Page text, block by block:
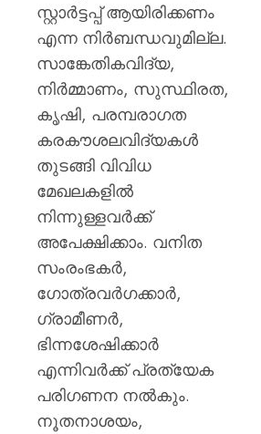
സ്റ്റാർട്ടപ്പ് ആയിരിക്കണം
എന്ന നിർബന്ധവുമില്ല.
സാങ്കേതികവിദ്യ,
നിർമ്മാണം, സുസ്ഥിരത,
കൃഷി, പരമ്പരാഗത
കരകൗശലവിദ്യകൾ
തുടങ്ങി വിവിധ
മേഖലകളിൽ
നിന്നുള്ളവർക്ക്
അപേക്ഷിക്കാം. വനിത
സംരംഭകർ,
ഗോത്രവർഗക്കാർ,
ഗ്രാമീണർ,
ഭിന്നശേഷിക്കാർ
എന്നിവർക്ക് പ്രത്യേക
പരിഗണന നൽകും.
നൂതനാശയം,